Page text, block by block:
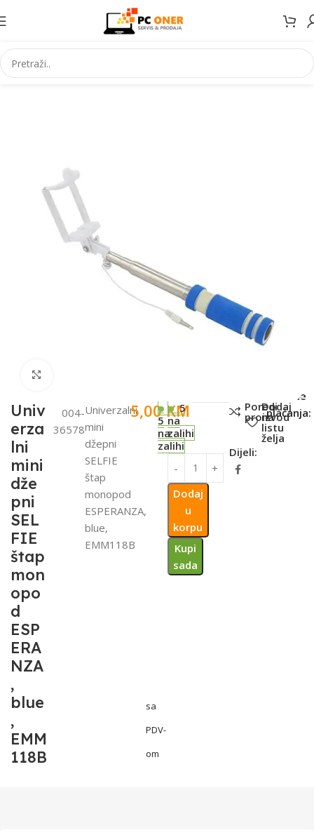
Početna Elektronika Mobiteli Dodaci za mobitele
Univ
erza
lni
mini
dže
pni
SEL
FIE
štap
mon
opo
d
ESP
ERA
NZA
,
blue
,
EMM
118B
004-
36578
Univerzalni
mini
džepni
SELFIE
štap
monopod
ESPERANZA,
blue,
EMM118B
5,00KM
sa
PDV-
om
5
na
zalihi
5
na
zalihi
Dodaj
u
korpu
Kupi
sada
Poredi
proizvod
Dodaj
na
listu
želja
Dijeli:
Metode
plaćanja: